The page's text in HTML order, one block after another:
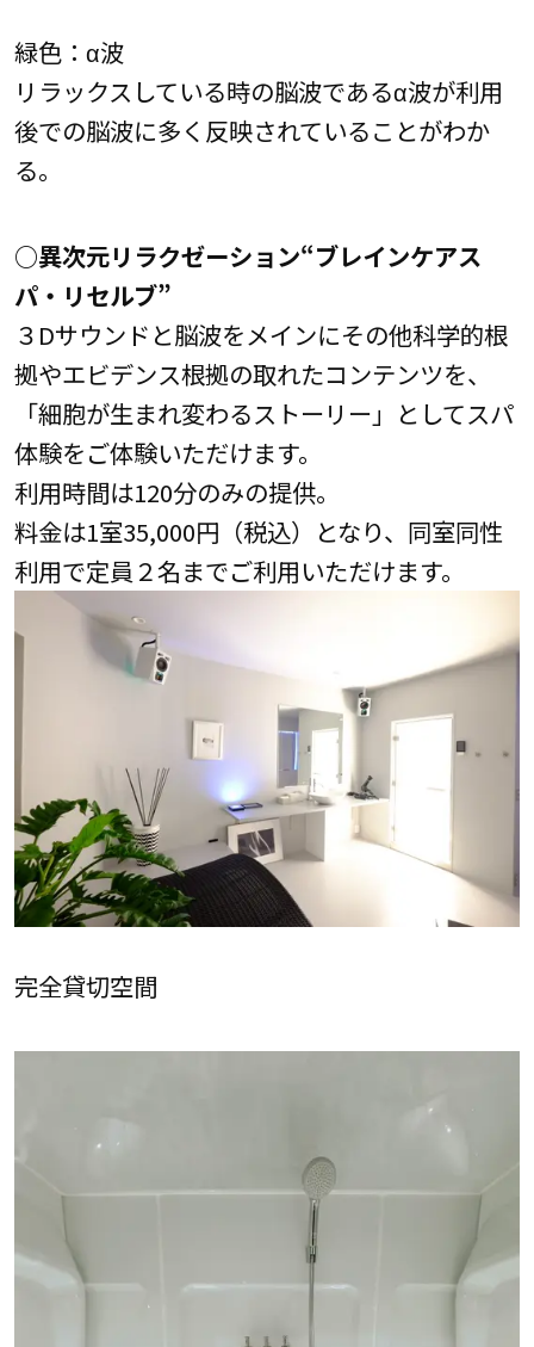
緑色：α波
リラックスしている時の脳波であるα波が利用
後での脳波に多く反映されていることがわか
る。
○異次元リラクゼーション“ブレインケアス
パ・リセルブ”
３Dサウンドと脳波をメインにその他科学的根
拠やエビデンス根拠の取れたコンテンツを、
「細胞が生まれ変わるストーリー」としてスパ
体験をご体験いただけます。
利用時間は120分のみの提供。
料金は1室35,000円（税込）となり、同室同性
利用で定員２名までご利用いただけます。
完全貸切空間